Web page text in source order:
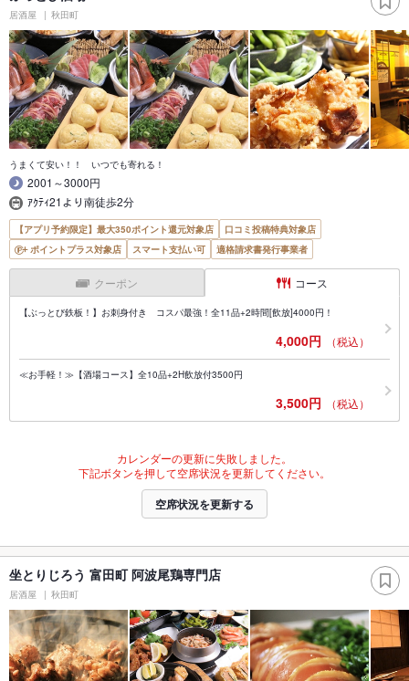
居酒屋 秋田町
うまくて安い！！ いつでも寄れる！
2001～3000円
ｱｸﾃｨ21より南徒歩2分
【アプリ予約限定】最大350ポイント還元対象店
口コミ投稿特典対象店
ポイントプラス対象店
スマート支払い可 適格請求書発行事業者
クーポン コース
【ぶっとび鉄板！】お刺身付き コスパ最強！全11品+2時間[飲放]4000円！
4,000円 （税込）
≪お手軽！≫【酒場コース】全10品+2H飲放付3500円
3,500円 （税込）
カレンダーの更新に失敗しました。
下記ボタンを押して空席状況を更新してください。
空席状況を更新する
坐とりじろう 富田町 阿波尾鶏専門店
居酒屋 秋田町